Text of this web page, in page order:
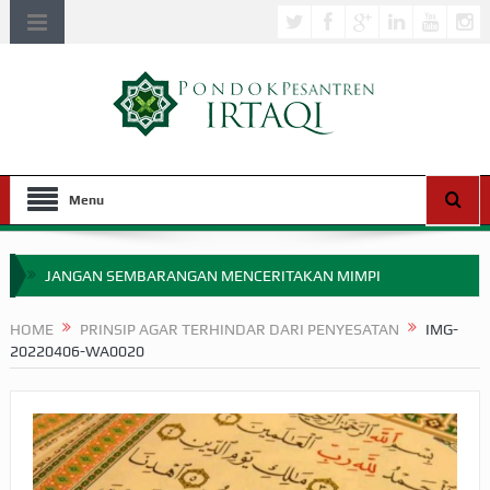
Menu
JANGAN SEMBARANGAN MENCERITAKAN MIMPI
MIMPI YANG DIABAIKAN MENJELANG PERANG BADAR
SEBELUM TIBA SAAT WAJIB?
HAKIKAT NIKMAT DI DUNIA!
HOME PRINSIP AGAR TERHINDAR DARI PENYESATAN
IMG-
20220406-WA0020